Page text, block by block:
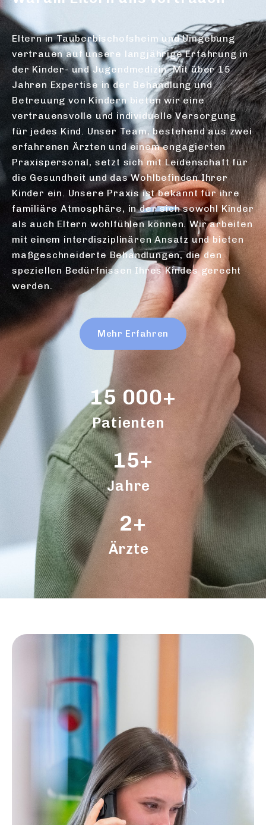
Eltern in Tauberbischofsheim und Umgebung
vertrauen auf unsere langjährige Erfahrung in
der Kinder- und Jugendmedizin. Mit über 15
Jahren Expertise in der Behandlung und
Betreuung von Kindern bieten wir eine
vertrauensvolle und individuelle Versorgung
für jedes Kind. Unser Team, bestehend aus zwei
erfahrenen Ärzten und einem engagierten
Praxispersonal, setzt sich mit Leidenschaft für
die Gesundheit und das Wohlbefinden Ihrer
Kinder ein. Unsere Praxis ist bekannt für ihre
familiäre Atmosphäre, in der sich sowohl Kinder
als auch Eltern wohlfühlen können. Wir arbeiten
mit einem interdisziplinären Ansatz und bieten
maßgeschneiderte Behandlungen, die den
speziellen Bedürfnissen Ihres Kindes gerecht
werden.
Mehr Erfahren
15 000+
Patienten
15+
Jahre
2+
Ärzte